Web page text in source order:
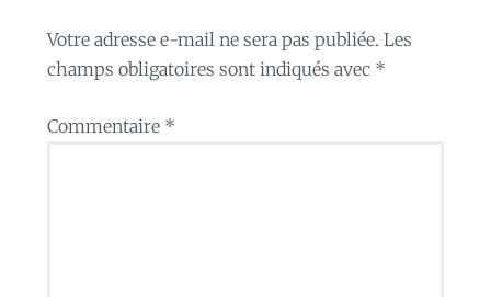
Votre adresse e-mail ne sera pas publiée. Les
champs obligatoires sont indiqués avec *
Commentaire *